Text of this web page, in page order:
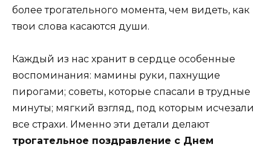
более трогательного момента, чем видеть, как
твои слова касаются души.
Каждый из нас хранит в сердце особенные
воспоминания: мамины руки, пахнущие
пирогами; советы, которые спасали в трудные
минуты; мягкий взгляд, под которым исчезали
все страхи. Именно эти детали делают
трогательное поздравление с Днем